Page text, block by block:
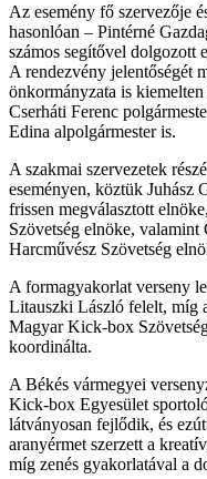
Az esemény fő szervezője
hasonlóan – Pintérné
számos segítővel dolgozott
A rendezvény jelentőségét
önkormányzata is
Cserháti Ferenc
Edina alpolgármester is.
A szakmai szervezetek
eseményen, köztük Juhász
frissen megválasztott
Szövetség elnöke,
Harcművész Szövetség
A formagyakorlat verseny
Litauszki László felelt, míg
Magyar Kick-box
koordinálta.
A Békés vármegyei
Kick-box Egyesület
látványosan fejlődik, és
aranyérmet szerzett a
míg zenés gyakorlatával a